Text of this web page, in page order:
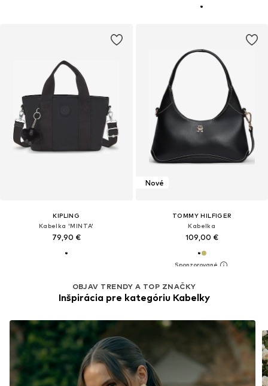
KIPLING
Kabelka 'MINTA'
79,90 €
Nové
TOMMY HILFIGER
Kabelka
109,00 €
OBJAV TRENDY A TOP ZNAČKY
Inšpirácia pre kategóriu Kabelky